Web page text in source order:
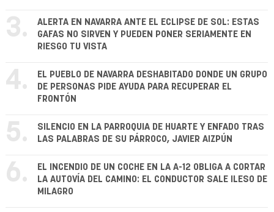
3.
ALERTA EN NAVARRA ANTE EL ECLIPSE DE SOL: ESTAS
GAFAS NO SIRVEN Y PUEDEN PONER SERIAMENTE EN
RIESGO TU VISTA
4.
EL PUEBLO DE NAVARRA DESHABITADO DONDE UN GRUPO
DE PERSONAS PIDE AYUDA PARA RECUPERAR EL
FRONTÓN
5.
SILENCIO EN LA PARROQUIA DE HUARTE Y ENFADO TRAS
LAS PALABRAS DE SU PÁRROCO, JAVIER AIZPÚN
6.
EL INCENDIO DE UN COCHE EN LA A-12 OBLIGA A CORTAR
LA AUTOVÍA DEL CAMINO: EL CONDUCTOR SALE ILESO DE
MILAGRO